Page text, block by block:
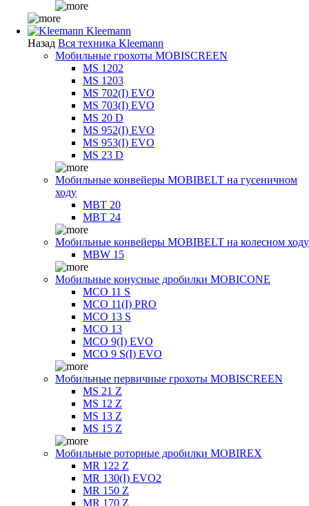
Kleemann
Назад Вся техника Kleemann
Мобильные грохоты MOBISCREEN
MS 1202
MS 1203
MS 702(I) EVO
MS 703(I) EVO
MS 20 D
MS 952(I) EVO
MS 953(I) EVO
MS 23 D
Мобильные конвейеры MOBIBELT на гусеничном
ходу
MBT 20
MBT 24
Мобильные конвейеры MOBIBELT на колесном ходу
MBW 15
Мобильные конусные дробилки MOBICONE
MCO 11 S
MCO 11(I) PRO
MCO 13 S
MCO 13
MCO 9(I) EVO
MCO 9 S(I) EVO
Мобильные первичные грохоты MOBISCREEN
MS 21 Z
MS 12 Z
MS 13 Z
MS 15 Z
Мобильные роторные дробилки MOBIREX
MR 122 Z
MR 130(I) EVO2
MR 150 Z
MR 170 Z